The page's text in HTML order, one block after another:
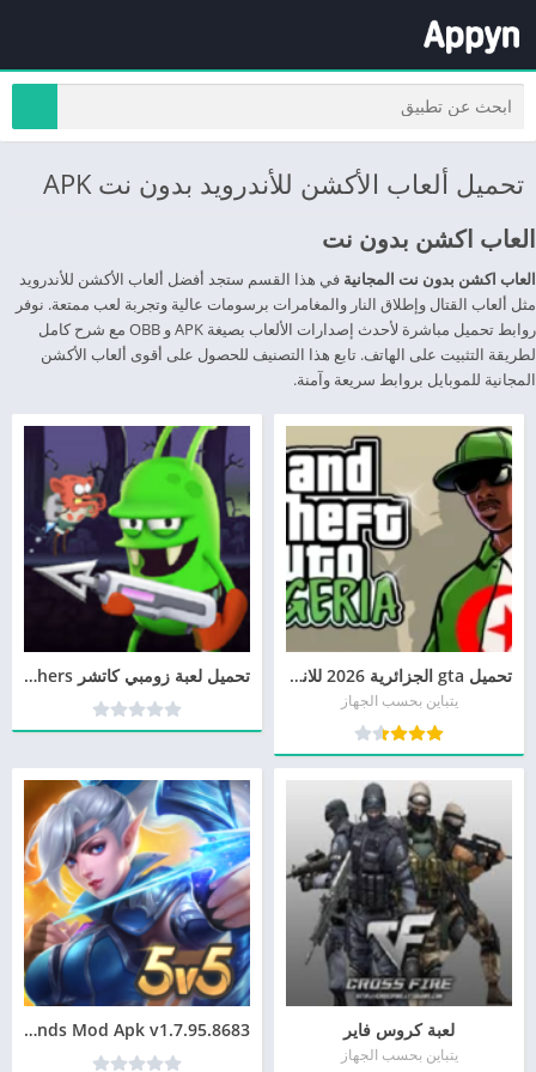
تحميل ألعاب الأكشن للأندرويد بدون نت APK
العاب اكشن بدون نت
العاب اكشن بدون نت المجانية في هذا القسم ستجد أفضل ألعاب الأكشن للأندرويد
مثل ألعاب القتال وإطلاق النار والمغامرات برسومات عالية وتجربة لعب ممتعة. نوفر
روابط تحميل مباشرة لأحدث إصدارات الألعاب بصيغة APK و OBB مع شرح كامل
لطريقة التثبيت على الهاتف. تابع هذا التصنيف للحصول على أقوى ألعاب الأكشن
المجانية للموبايل بروابط سريعة وآمنة.
تحميل gta الجزائرية 2026 للاندرويد بدون نت أخر تحديث
يتباين بحسب الجهاز
تحميل لعبة زومبي كاتشر Zombie Catchers أخر إصدار
لعبة كروس فاير
يتباين بحسب الجهاز
Mobile Legends Mod Apk v1.7.95.8683